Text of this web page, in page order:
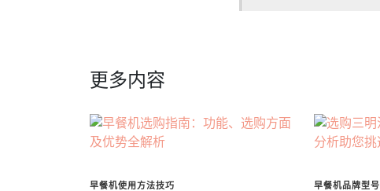
更多内容
早餐机使用方法技巧 早餐机品牌型号